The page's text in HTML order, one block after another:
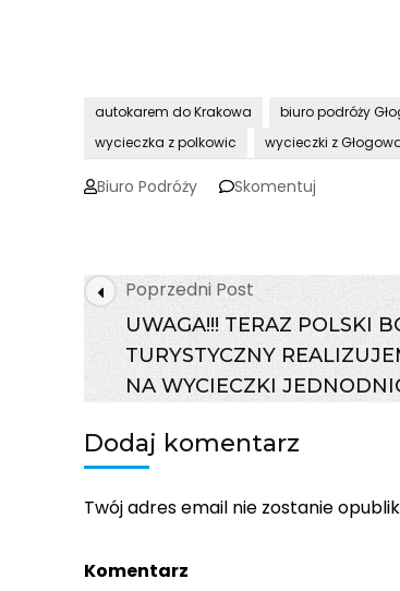
autokarem do Krakowa biuro podróży
wycieczka z polkowic
wycieczki z
Biuro Podróży Skomentuj
11.12.2022
Post
Navigation
Poprzedni Post
UWAGA!!! TERAZ POLSKI
TURYSTYCZNY
NA WYCIECZKI
Dodaj komentarz
Twój adres email nie zostanie
Komentarz